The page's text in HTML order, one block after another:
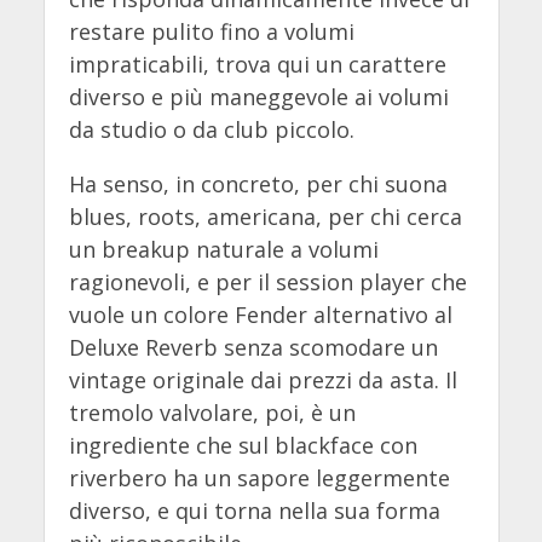
restare pulito fino a volumi
impraticabili, trova qui un carattere
diverso e più maneggevole ai volumi
da studio o da club piccolo.
Ha senso, in concreto, per chi suona
blues, roots, americana, per chi cerca
un breakup naturale a volumi
ragionevoli, e per il session player che
vuole un colore Fender alternativo al
Deluxe Reverb senza scomodare un
vintage originale dai prezzi da asta. Il
tremolo valvolare, poi, è un
ingrediente che sul blackface con
riverbero ha un sapore leggermente
diverso, e qui torna nella sua forma